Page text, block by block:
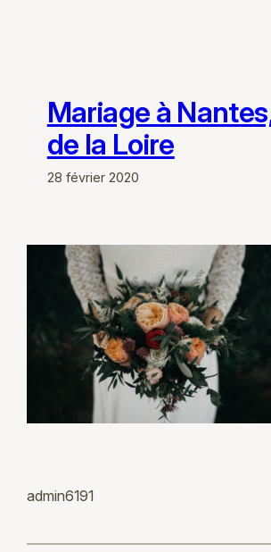
Mariage à
de la Loire
28 février 2020
admin6191